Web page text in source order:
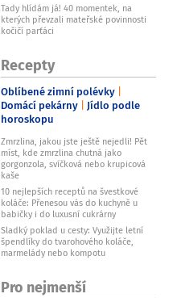
Tady hlídám já! 40 momentek, na
kterých převzali mateřské povinnosti
kočičí parťáci
Recepty
Oblíbené zimní polévky
Domácí pekárny Jídlo podle
horoskopu
Zmrzlina, jakou jste ještě nejedli! Pět
míst, kde zmrzlina chutná jako
gorgonzola, svíčková nebo krupicová
kaše
10 nejlepších receptů na švestkové
koláče: Přenesou vás do kuchyně u
babičky i do luxusní cukrárny
Sladký poklad u cesty: Využijte letní
špendlíky do tvarohového koláče,
marmelády nebo kompotu
Pro nejmenší